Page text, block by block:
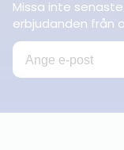
Missa inte
erbjudanden från